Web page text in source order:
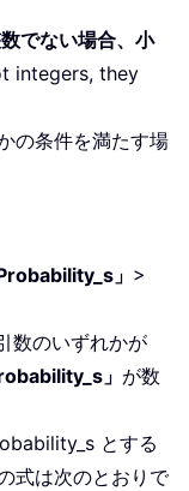
でない場合、小
integers, they
の条件を満たす場
Probability_s」 >
数のいずれかが
」 が数
とする
式は次のとおりで